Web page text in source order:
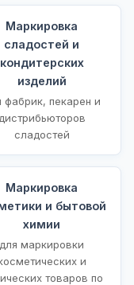
Маркировка
сладостей и
кондитерских
изделий
фабрик, пекарен и
дистрибьюторов
сладостей
Маркировка
и бытовой
химии
для маркировки
и
товаров по